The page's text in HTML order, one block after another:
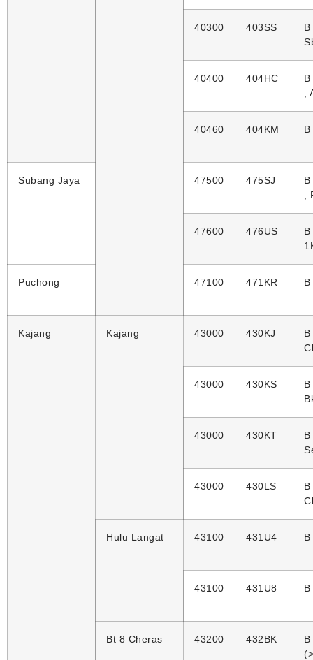
40300 403SS
40400 404HC
40460 404KM
Subang Jaya 47500 475SJ
47600 476US
Puchong 47100 471KR
Kajang Kajang 43000 430KJ
43000 430KS
43000 430KT
43000 430LS
Hulu Langat 43100 431U4
43100 431U8
Bt 8 Cheras 43200 432BK